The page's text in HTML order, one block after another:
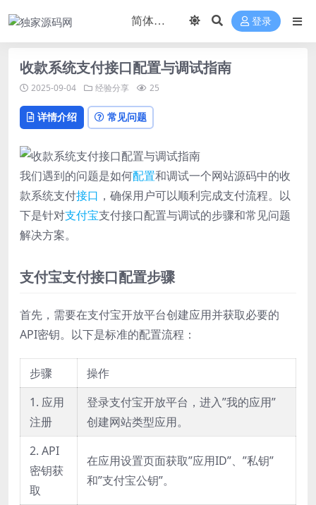
登录
收款系统支付接口配置与调试指南
2025-09-04 经验分享 25
详情介绍 常见问题
我们遇到的问题是如何配置和调试一个网站源码中的收
款系统支付接口 ，确保用户可以顺利完成支付流程。以
下是针对支付宝支付接口配置与调试的步骤和常见问题
解决方案。
支付宝支付接口配置步骤
首先，需要在支付宝开放平台创建应用并获取必要的
API密钥。以下是标准的配置流程：
步骤
操作
1. 应用
注册
登录支付宝开放平台，进入”我的应用”
创建网站类型应用。
2. API
密钥获
取
在应用设置页面获取”应用ID”、”私钥”
和”支付宝公钥”。